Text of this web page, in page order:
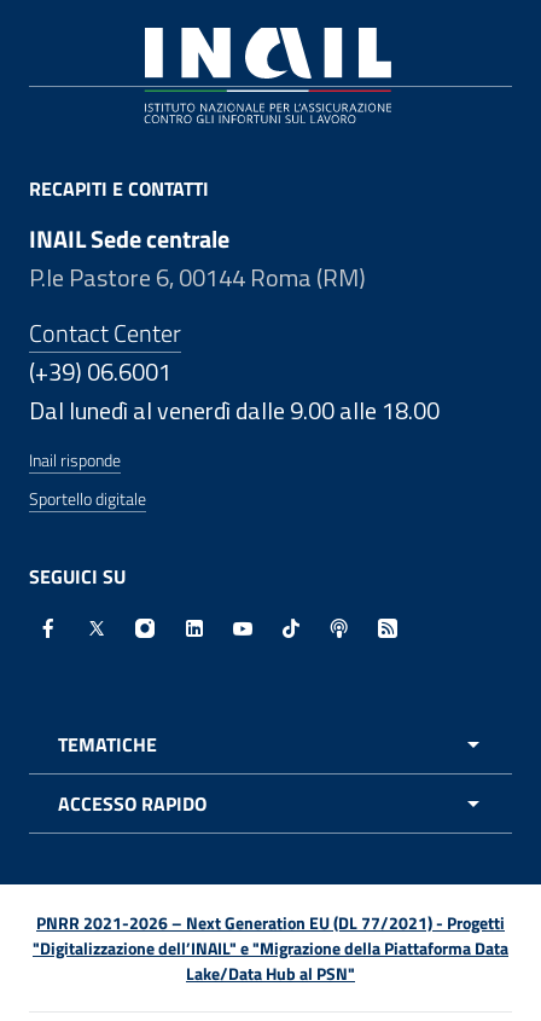
RECAPITI E CONTATTI
INAIL Sede centrale
P.le Pastore 6, 00144 Roma (RM)
Contact Center
(+39) 06.6001
Dal lunedì al venerdì dalle 9.00 alle 18.00
Inail risponde
Sportello digitale
SEGUICI SU
Facebook - Sito esterno - Apertura in nuova finestra
X - Sito esterno - Apertura in nuova finestra
Instagram - Sito esterno - Apertura in
Linkedin - Sito esterno - Apertura in
Youtube - Sito esterno -
TikTok - Sito esterno -
Spreaker - Sito
Feed RSS -
TEMATICHE
ACCESSO RAPIDO
PNRR 2021-2026 – Next Generation EU (DL 77/2021) - Progetti
"Digitalizzazione dell’INAIL" e "Migrazione della Piattaforma Data
Lake/Data Hub al PSN"